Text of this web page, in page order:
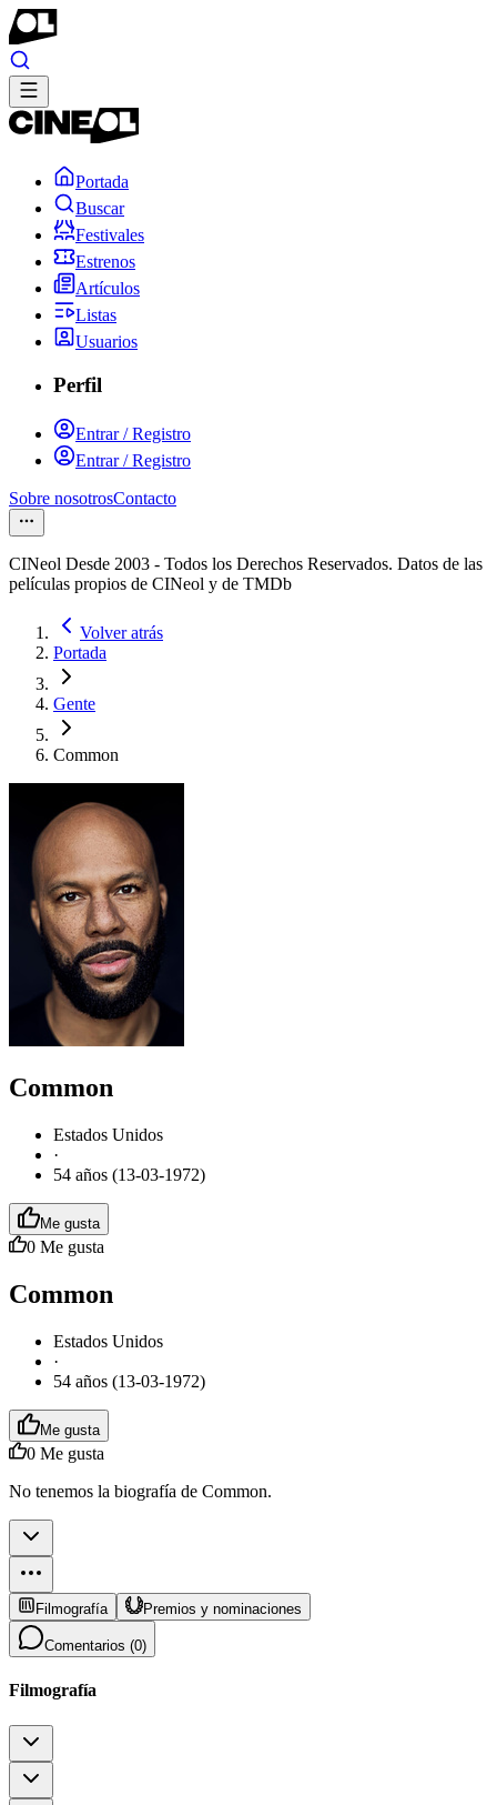
Portada
Buscar
Festivales
Estrenos
Artículos
Listas
Usuarios
Perfil
Entrar / Registro
Entrar / Registro
Sobre nosotrosContacto
CINeol Desde 2003 - Todos los Derechos Reservados. Datos de las
películas propios de CINeol y de TMDb
Volver atrás
Portada
Gente
Common
Common
Estados Unidos
·
54 años (13-03-1972)
Me gusta
0 Me gusta
Common
Estados Unidos
·
54 años (13-03-1972)
Me gusta
0 Me gusta
No tenemos la biografía de Common.
Filmografía Premios y nominaciones
Comentarios (0)
Filmografía